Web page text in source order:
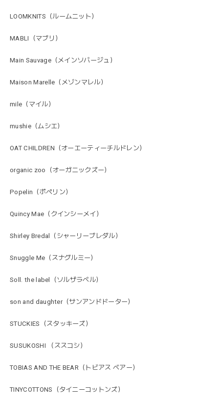
LOOMKNITS（ルームニット）
MABLI（マブリ）
Main Sauvage（メインソバージュ）
Maison Marelle（メゾンマレル）
mile（マイル）
mushie（ムシエ）
OAT CHILDREN（オーエーティーチルドレン）
organic zoo（オーガニックズー）
Popelin（ポペリン）
Quincy Mae（クインシーメイ）
Shirley Bredal（シャーリーブレダル）
Snuggle Me（スナグルミー）
Soll. the label（ソルザラベル）
son and daughter（サンアンドドーター）
STUCKIES（スタッキーズ）
SUSUKOSHI （ススコシ）
TOBIAS AND THE BEAR（トビアス ベアー）
TINYCOTTONS（タイニーコットンズ）